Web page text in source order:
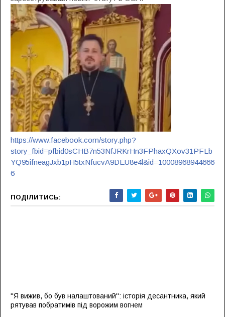
https://www.facebook.com/story.php?
story_fbid=pfbid0sCHB7n53NfJRKrHn3FPhaxQXov31PFLb
YQ95ifneagJxb1pH5txNfucvA9DEU8e4l&id=10008968944666
6
ПОДІЛИТИСЬ:
''Я вижив, бо був налаштований'': історія десантника, який
рятував побратимів під ворожим вогнем